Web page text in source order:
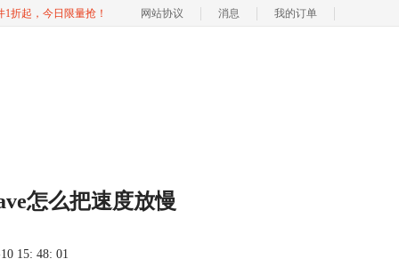
折起，今日限量抢！ 网站协议 消息 我的订单
怎么把速度放慢
15: 48: 01